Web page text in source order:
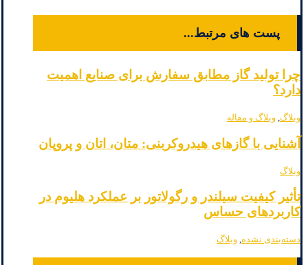
پست های مرتبط...
چرا تولید گاز مطابق سفارش برای صنایع اهمیت
دارد؟
وبلاگ, وبلاگ و مقاله
آشنایی با گازهای هیدروکربنی: متان، اتان و پروپان
وبلاگ
تأثیر کیفیت سیلندر و رگولاتور بر عملکرد هلیوم در
کاربردهای حساس
دسته‌بندی نشده, وبلاگ